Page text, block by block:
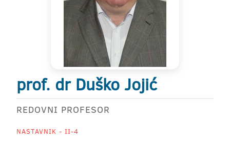
prof. dr Duško Jojić
REDOVNI PROFESOR
NASTAVNIK - II-4